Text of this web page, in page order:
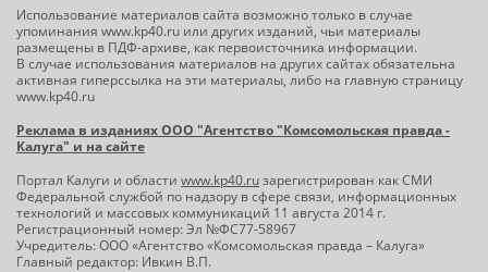
Использование материалов сайта возможно только в случае
упоминания www.kp40.ru или других изданий, чьи материалы
размещены в ПДФ-архиве, как первоисточника информации.
В случае использования материалов на других сайтах обязательна
активная гиперссылка на эти материалы, либо на главную страницу
www.kp40.ru
Реклама в изданиях ООО "Агентство "Комсомольская правда -
Калуга" и на сайте
Портал Калуги и области www.kp40.ruзарегистрирован как СМИ
Федеральной службой по надзору в сфере связи, информационных
технологий и массовых коммуникаций 11 августа 2014 г.
Регистрационный номер: Эл №ФС77-58967
Учредитель: ООО «Агентство «Комсомольская правда – Калуга»
Главный редактор: Ивкин В.П.